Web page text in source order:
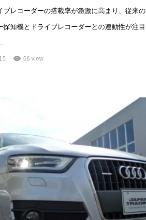
ブレコーダーの搭載率が急激に高まり、従来の
探知機とドライブレコーダーとの連動性が注目
66 view